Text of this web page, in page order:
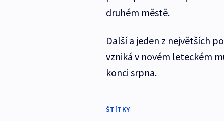
druhém městě.
Další a jeden z největších
vzniká v novém leteckém
konci srpna.
ŠTÍTKY